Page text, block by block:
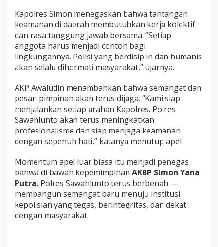
h
l
n
t
o
Kapolres Simon menegaskan bahwa tantangan
keamanan di daerah membutuhkan kerja kolektif
dan rasa tanggung jawab bersama. “Setiap
anggota harus menjadi contoh bagi
lingkungannya. Polisi yang berdisiplin dan humanis
akan selalu dihormati masyarakat,” ujarnya.
AKP Awaludin menambahkan bahwa semangat dan
pesan pimpinan akan terus dijaga. “Kami siap
menjalankan setiap arahan Kapolres. Polres
Sawahlunto akan terus meningkatkan
profesionalisme dan siap menjaga keamanan
dengan sepenuh hati,” katanya menutup apel.
Momentum apel luar biasa itu menjadi penegas
bahwa di bawah kepemimpinan AKBP Simon Yana
Putra, Polres Sawahlunto terus berbenah —
membangun semangat baru menuju institusi
kepolisian yang tegas, berintegritas, dan dekat
dengan masyarakat.